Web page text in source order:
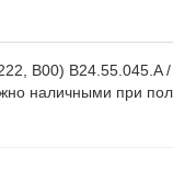
B00) B24.55.045.A
наличными при